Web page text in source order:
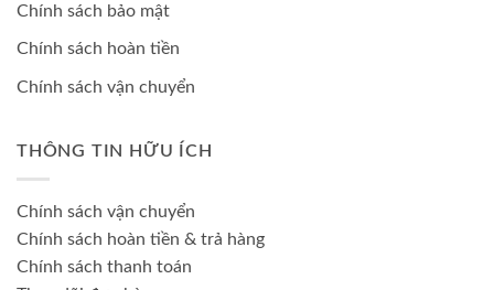
Chính sách bảo mật
Chính sách hoàn tiền
Chính sách vận chuyển
THÔNG TIN HỮU ÍCH
Chính sách vận chuyển
Chính sách hoàn tiền & trả hàng
Chính sách thanh toán